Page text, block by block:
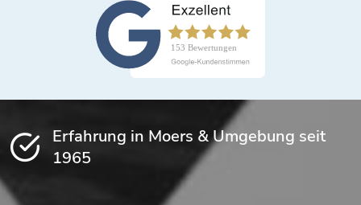
Erfahrung in Moers & Umgebung seit
1965